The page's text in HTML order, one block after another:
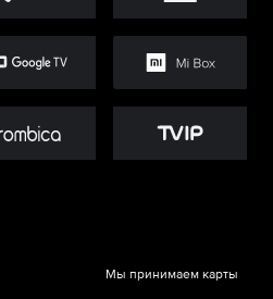
Мы принимаем карты